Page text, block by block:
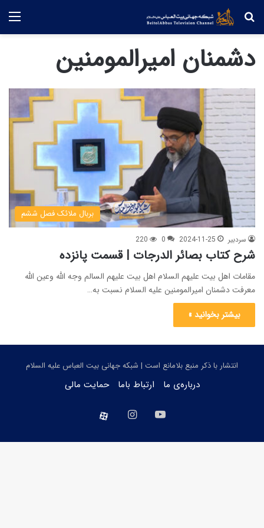
جستجو
دشمنان امیرالمومنین
بربال ملائک فصل ششم
سردبیر 2024-11-25
0
220
شرح کتاب بصائر الدرجات | قسمت پانزده
مقامات اهل بیت علیهم السلام اهل بیت علیهم السالم وجه الله وعین الله
معرفت دشمنان امیرالمومنین علیه السلام نسبت به…
بیشتر بخوانید »
انتشار با ذکر منبع بلامانع است | شبکه جهانی بیت العباس علیه السلام
درباره‌ی ما ارتباط باما حمایت مالی
یوتیوب اینستاگرام